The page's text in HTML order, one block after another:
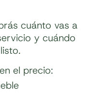
cuánto vas a
y cuándo
el precio: